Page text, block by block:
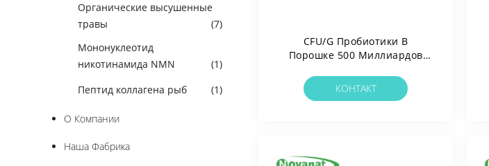
Органические высушенные
травы
(7)
Мононуклеотид
никотинамида NMN
(1)
Пептид коллагена рыб
(1)
О Компании
Наша Фабрика
CFU/G Пробиотики В
Порошке 500 Миллиардов
Subsp.animalis BA77
КОНТАКТ